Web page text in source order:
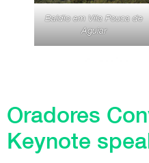
Baldio em Vila Pouca de
Aguiar
Oradores
Keynote